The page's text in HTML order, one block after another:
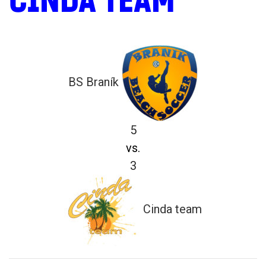
BS Braník
5
vs.
3
Cinda team